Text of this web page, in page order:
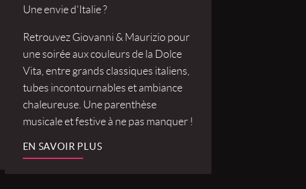
Une envie d’Italie ?
Retrouvez Giovanni & Maurizio pour
une soirée aux couleurs de la Dolce
Vita, entre grands classiques italiens,
tubes incontournables et ambiance
chaleureuse. Une parenthèse
musicale et festive à ne pas manquer !
EN SAVOIR PLUS